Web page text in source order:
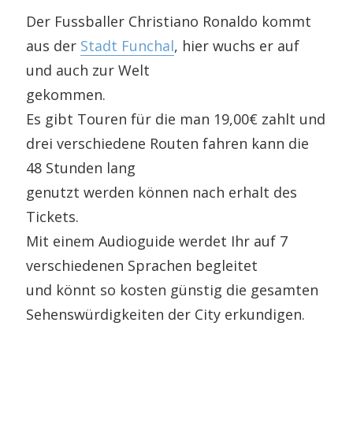
Der Fussballer Christiano Ronaldo kommt
aus der Stadt Funchal, hier wuchs er auf
und auch zur Welt
gekommen.
Es gibt Touren für die man 19,00€ zahlt und
drei verschiedene Routen fahren kann die
48 Stunden lang
genutzt werden können nach erhalt des
Tickets.
Mit einem Audioguide werdet Ihr auf 7
verschiedenen Sprachen begleitet
und könnt so kosten günstig die gesamten
Sehenswürdigkeiten der City erkundigen.